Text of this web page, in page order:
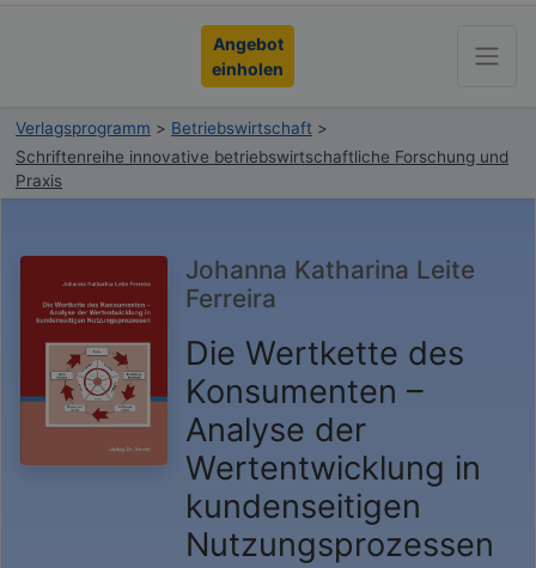
Angebot
einholen
Verlagsprogramm > Betriebswirtschaft >
Schriftenreihe innovative betriebswirtschaftliche Forschung und
Praxis
Johanna Katharina Leite
Ferreira
Die Wertkette des
Konsumenten –
Analyse der
Wertentwicklung in
kundenseitigen
Nutzungsprozessen